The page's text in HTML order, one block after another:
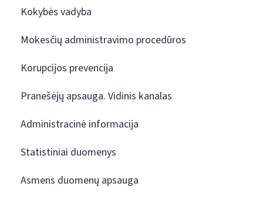
Kokybės vadyba
Mokesčių administravimo procedūros
Korupcijos prevencija
Pranešėjų apsauga. Vidinis kanalas
Administracinė informacija
Statistiniai duomenys
Asmens duomenų apsauga